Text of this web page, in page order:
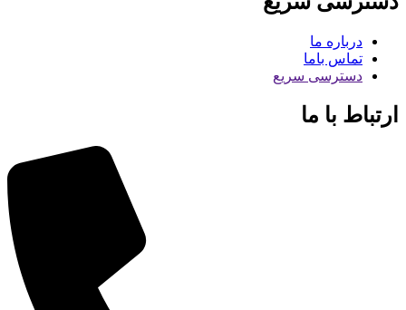
درباره ما
تماس باما
دسترسی سریع
ارتباط با ما